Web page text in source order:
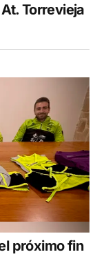
Torrevieja
próximo fin